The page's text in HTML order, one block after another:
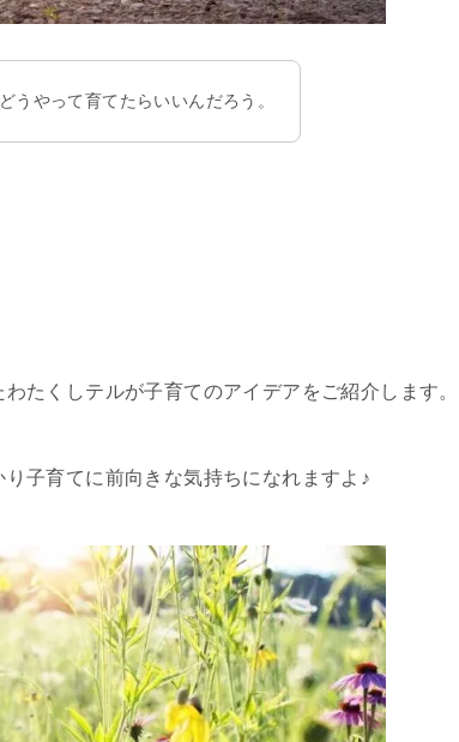
うやって育てたらいいんだろう。
たくしテルが子育てのアイデアをご紹介します。
子育てに前向きな気持ちになれますよ♪